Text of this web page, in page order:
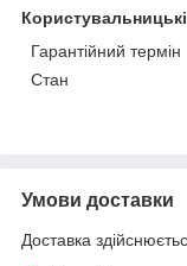
Гарантійний термін
Стан
Умови доставки
Доставка